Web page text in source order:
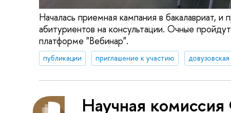
Началась приемная кампания в бакалавриат, и
абитуриентов на консультации. Очные
платформе "Вебинар".
публикации приглашение к участию
Научная